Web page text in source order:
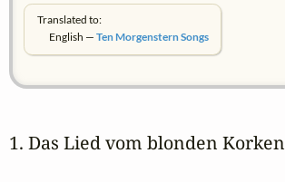
Translated to:
English — Ten Morgenstern Songs
1. Das Lied vom blonden Korken